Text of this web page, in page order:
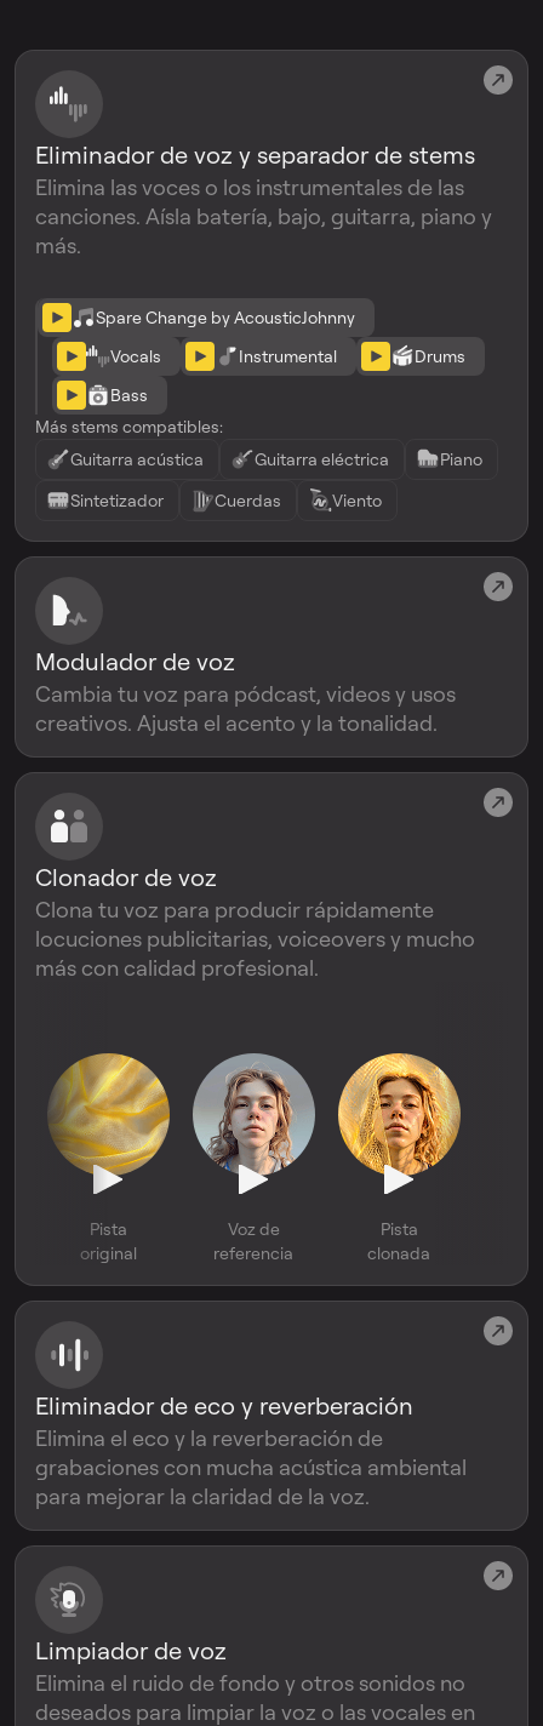
Eliminador de voz y separador de stems
Elimina las voces o los instrumentales de las
canciones. Aísla batería, bajo, guitarra, piano y
más.
Spare Change by AcousticJohnny
Vocals
Instrumental
Drums
Bass
Más stems compatibles:
Guitarra acústica
Guitarra eléctrica
Piano
Sintetizador
Cuerdas Viento
Limpiador de voz
Elimina el ruido de fondo y otros sonidos no
deseados para limpiar la voz o las vocales en
Modulador de voz
Cambia tu voz para pódcast, videos y usos
creativos. Ajusta el acento y la tonalidad.
Clonador de voz
Clona tu voz para producir rápidamente
locuciones publicitarias, voiceovers y mucho
más con calidad profesional.
Pista
original
Voz de
referencia
Pista
clonada
Eliminador de eco y reverberación
Elimina el eco y la reverberación de
grabaciones con mucha acústica ambiental
para mejorar la claridad de la voz.